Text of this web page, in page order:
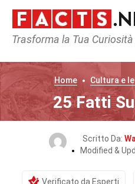
Trasforma la Tua
Home Cultura e
25 Fatti
Scritto Da:
Modified &
Verificato da Esperti